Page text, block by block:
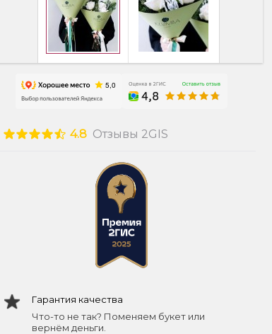
4.8 Отзывы 2GIS
Гарантия качества
Что-то не так? Поменяем букет или
вернём деньги.